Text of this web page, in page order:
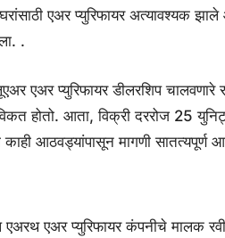
एअर प्युरिफायर अत्यावश्यक
.
एअर प्युरिफायर डीलरशिप
होतो. आता, विक्री दररोज 25
आठवड्यांपासून मागणी सातत्यपूर्ण
एअरथ एअर प्युरिफायर कंपनीचे मालक